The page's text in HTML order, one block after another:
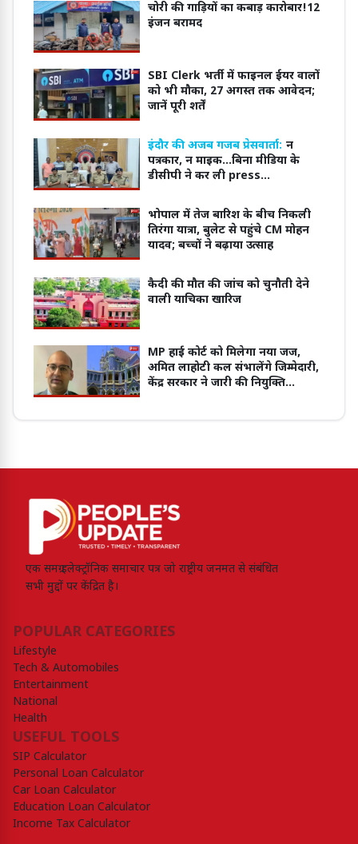
चोरी की गाड़ियों का कबाड़ कारोबार!12
इंजन बरामद
SBI Clerk भर्ती में फाइनल ईयर वालों
को भी मौका, 27 अगस्त तक आवेदन;
जानें पूरी शर्तें
इंदौर की अजब गजब प्रेसवार्ता: न
पत्रकार, न माइक...बिना मीडिया के
डीसीपी ने कर ली press
भोपाल में तेज बारिश के बीच निकली
तिरंगा यात्रा, बुलेट से पहुंचे CM मोहन
यादव; बच्चों ने बढ़ाया उत्साह
कैदी की मौत की जांच को चुनौती देने
वाली याचिका खारिज
MP हाई कोर्ट को मिलेगा नया जज,
अमित लाहोटी कल संभालेंगे जिम्मेदारी,
केंद्र सरकार ने जारी की नियुक्ति
एक समग्र इलेक्ट्रॉनिक समाचार पत्र जो राष्ट्रीय जनमत से संबंधित
सभी मुद्दों पर केंद्रित है।
POPULAR CATEGORIES
Lifestyle
Tech & Automobiles
Entertainment
National
Health
USEFUL TOOLS
SIP Calculator
Personal Loan Calculator
Car Loan Calculator
Education Loan Calculator
Income Tax Calculator